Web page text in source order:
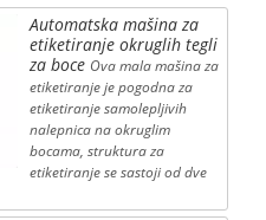
Automatska mašina za
etiketiranje okruglih tegli
za boce Ova mala mašina za
etiketiranje je pogodna za
etiketiranje samolepljivih
nalepnica na okruglim
bocama, struktura za
etiketiranje se sastoji od dve